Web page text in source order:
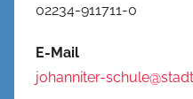
02234-911711-0
E-Mail
johanniter-